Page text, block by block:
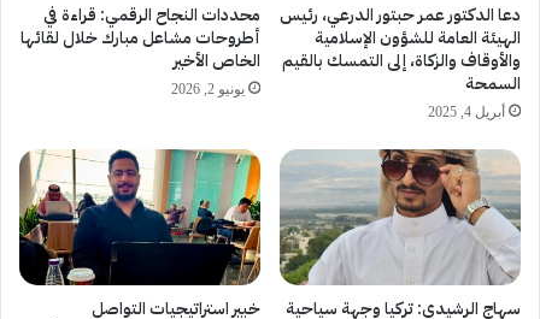
دعا الدكتور عمر حبتور الدرعي، رئيس
الهيئة العامة للشؤون الإسلامية
والأوقاف والزكاة، إلى التمسك بالقيم
السمحة
أبريل 4, 2025
محددات النجاح الرقمي: قراءة في
أطروحات مشاعل مبارك خلال لقائها
الخاص الأخير
يونيو 2, 2026
سهاج الرشيدي: تركيا وجهة سياحية
خبير استراتيجيات التواصل